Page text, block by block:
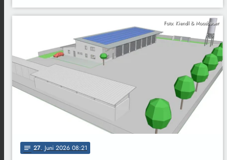
Foto: Kiendl & Moosbauer
notes 27. Juni 2026 08:21